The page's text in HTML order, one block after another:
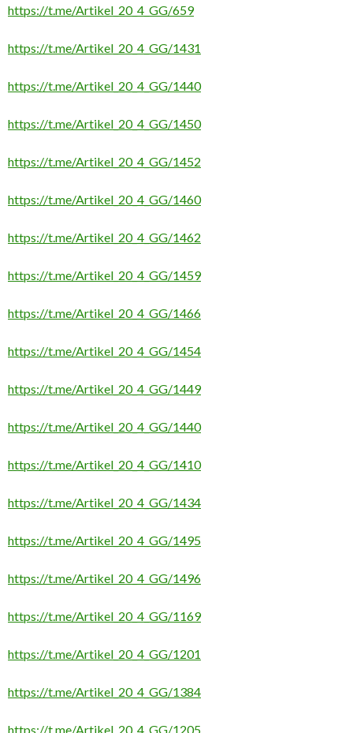
https://t.me/Artikel_20_4_GG/659
https://t.me/Artikel_20_4_GG/1431
https://t.me/Artikel_20_4_GG/1440
https://t.me/Artikel_20_4_GG/1450
https://t.me/Artikel_20_4_GG/1452
https://t.me/Artikel_20_4_GG/1460
https://t.me/Artikel_20_4_GG/1462
https://t.me/Artikel_20_4_GG/1459
https://t.me/Artikel_20_4_GG/1466
https://t.me/Artikel_20_4_GG/1454
https://t.me/Artikel_20_4_GG/1449
https://t.me/Artikel_20_4_GG/1440
https://t.me/Artikel_20_4_GG/1410
https://t.me/Artikel_20_4_GG/1434
https://t.me/Artikel_20_4_GG/1495
https://t.me/Artikel_20_4_GG/1496
https://t.me/Artikel_20_4_GG/1169
https://t.me/Artikel_20_4_GG/1201
https://t.me/Artikel_20_4_GG/1384
https://t.me/Artikel_20_4_GG/1205